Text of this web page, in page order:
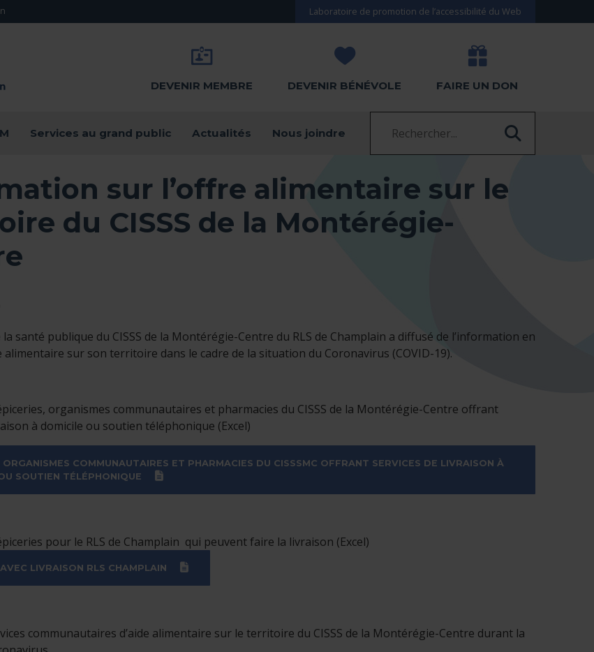
Laboratoire de promotion de l’accessibilité du Web
DEVENIR MEMBRE DEVENIR BÉNÉVOLE FAIRE UN DON
Services au grand public Actualités Nous joindre
sur l’offre alimentaire sur le
du CISSS de la Montérégie-
santé publique du CISSS de la Montérégie-Centre du RLS de Champlain a diffusé de l’information en
alimentaire sur son territoire dans le cadre de la situation du Coronavirus (COVID-19).
organismes communautaires et pharmacies du CISSS de la Montérégie-Centre offrant
à domicile ou soutien téléphonique (Excel)
ORGANISMES COMMUNAUTAIRES ET PHARMACIES DU CISSSMC OFFRANT SERVICES DE LIVRAISON À
SOUTIEN TÉLÉPHONIQUE
(XLSX)
pour le RLS de Champlain qui peuvent faire la livraison (Excel)
LIVRAISON RLS CHAMPLAIN (XLSX)
communautaires d’aide alimentaire sur le territoire du CISSS de la Montérégie-Centre durant la